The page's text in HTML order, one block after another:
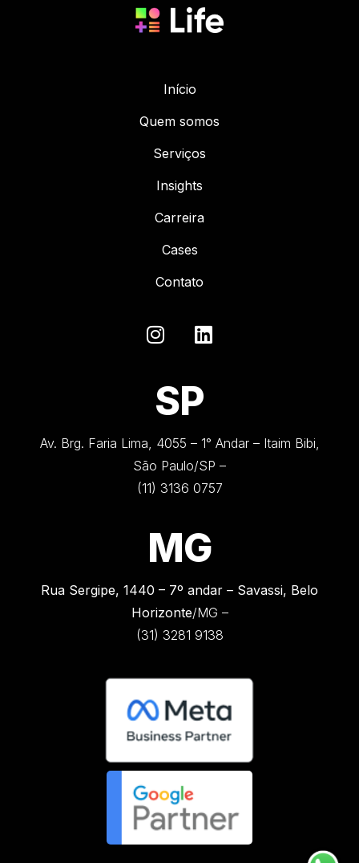
Início
Quem somos
Serviços
Insights
Carreira
Cases
Contato
SP
Av. Brg. Faria Lima, 4055 – 1° Andar – Itaim Bibi,
São Paulo/SP –
(11) 3136 0757
MG
Rua Sergipe, 1440 – 7º andar – Savassi, Belo
Horizonte/MG –
(31) 3281 9138